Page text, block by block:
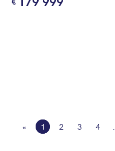
« 1 2 3 4